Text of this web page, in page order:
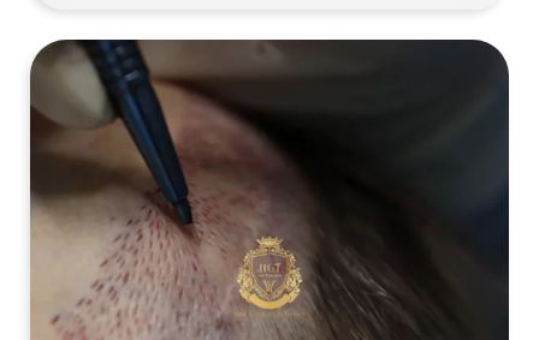
voor een nauwkeurige plaatsing. In de
praktijk gebruiken chirurgen FUE om
follikels efficiënt te oogsten en
vervolgens geïmplanteerde grafts te
implanteren met behulp van een
implanter pen om de hoek, richting en
diepte […]